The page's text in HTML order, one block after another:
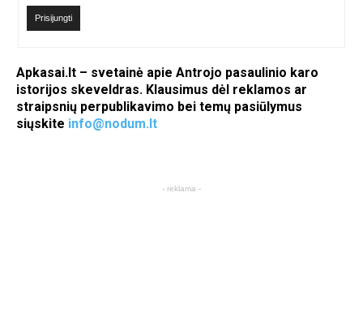
Prisijungti
Apkasai.lt – svetainė apie Antrojo pasaulinio karo
istorijos skeveldras. Klausimus dėl reklamos ar
straipsnių perpublikavimo bei temų pasiūlymus
siųskite info@nodum.lt
- reklama -